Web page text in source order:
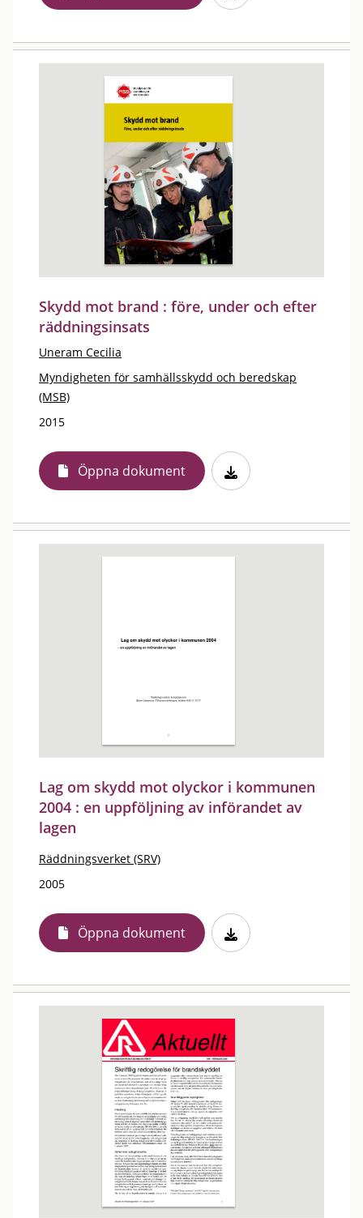
Skydd mot brand : före, under och efter
räddningsinsats
Uneram Cecilia
Myndigheten för samhällsskydd och beredskap
(MSB)
2015
Öppna dokument
Lag om skydd mot olyckor i kommunen
2004 : en uppföljning av införandet av
lagen
Räddningsverket (SRV)
2005
Öppna dokument